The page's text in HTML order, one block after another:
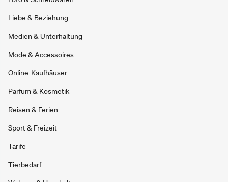
Liebe & Beziehung
Medien & Unterhaltung
Mode & Accessoires
Online-Kaufhäuser
Parfum & Kosmetik
Reisen & Ferien
Sport & Freizeit
Tarife
Tierbedarf